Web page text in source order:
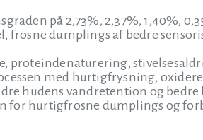
på 2,73%, 2,37%, 1,40%,
frosne dumplings af bedre
proteindenaturering,
med hurtigfrysning,
hudens vandretention og
for hurtigfrosne dumplings og